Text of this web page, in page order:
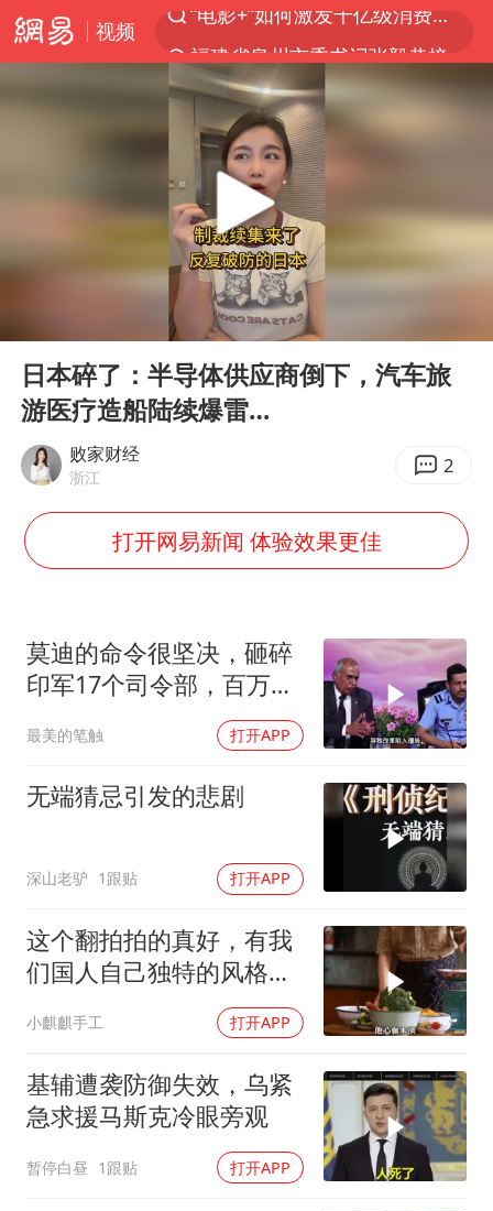
视频
名创优品回应女子吐槽内裤质量差
中国女篮70-67险胜尼日利亚女篮
秋天的第一杯奶茶到底有多火
胡彦斌韩磊 谁帮谁
38岁演员求职万岁山NPC成功
夯实基础开新局
Play
日本碎了：半导体供应商倒下，汽车旅
游医疗造船陆续爆雷…
败家财经
浙江 2
打开网易新闻 体验效果更佳
莫迪的命令很坚决，砸碎
印军17个司令部，百万印
最美的笔触 打开APP
无端猜忌引发的悲剧
深山老驴 1跟贴 打开APP
这个翻拍拍的真好，有我
们国人自己独特的风格魅
小麒麒手工 打开APP
基辅遭袭防御失效，乌紧
急求援马斯克冷眼旁观
暂停白昼 1跟贴 打开APP